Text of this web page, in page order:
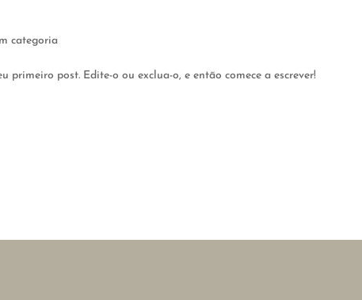
categoria
primeiro post. Edite-o ou exclua-o, e então comece a escrever!